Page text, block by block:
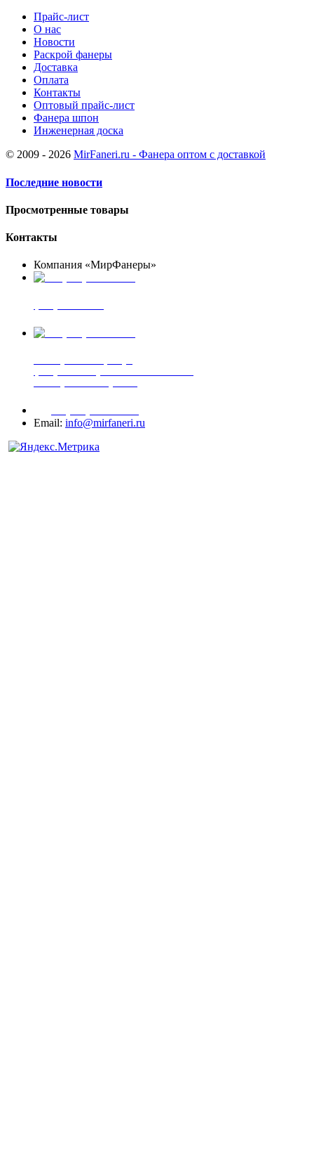
Прайс-лист
О нас
Новости
Раскрой фанеры
Доставка
Оплата
Контакты
Оптовый прайс-лист
Фанера шпон
Инженерная доска
© 2009 - 2026 MirFaneri.ru - Фанера оптом с доставкой
Последние новости
Просмотренные товары
Контакты
Компания «МирФанеры»
Email: info@mirfaneri.ru